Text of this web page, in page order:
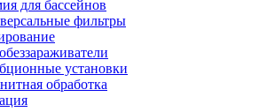
для бассейнов
фильтры
установки
обработка